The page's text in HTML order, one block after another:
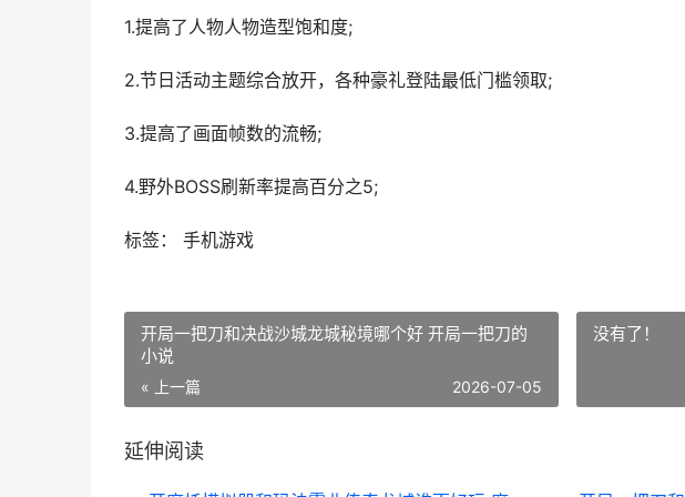
1.提高了人物人物造型饱和度;
2.节日活动主题综合放开，各种豪礼登陆最低门槛领取;
3.提高了画面帧数的流畅;
4.野外BOSS刷新率提高百分之5;
标签： 手机游戏
开局一把刀和决战沙城龙城秘境哪个好 开局一把刀的
小说
« 上一篇 2026-07-05
没有了！
延伸阅读